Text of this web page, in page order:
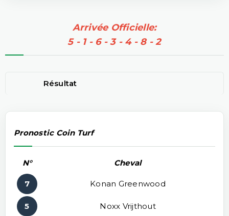
Arrivée Officielle:
5 - 1 - 6 - 3 - 4 - 8 - 2
Résultat
Pronostic Coin Turf
N° Cheval
7 Konan Greenwood
5 Noxx Vrijthout